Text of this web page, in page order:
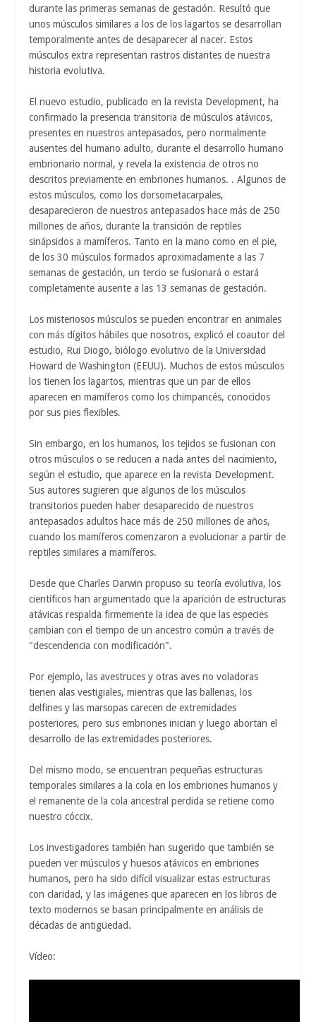
durante las primeras semanas de gestación. Resultó que
unos músculos similares a los de los lagartos se desarrollan
temporalmente antes de desaparecer al nacer. Estos
músculos extra representan rastros distantes de nuestra
historia evolutiva.
El nuevo estudio, publicado en la revista Development, ha
confirmado la presencia transitoria de músculos atávicos,
presentes en nuestros antepasados, pero normalmente
ausentes del humano adulto, durante el desarrollo humano
embrionario normal, y revela la existencia de otros no
descritos previamente en embriones humanos. . Algunos de
estos músculos, como los dorsometacarpales,
desaparecieron de nuestros antepasados hace más de 250
millones de años, durante la transición de reptiles
sinápsidos a mamíferos. Tanto en la mano como en el pie,
de los 30 músculos formados aproximadamente a las 7
semanas de gestación, un tercio se fusionará o estará
completamente ausente a las 13 semanas de gestación.
Los misteriosos músculos se pueden encontrar en animales
con más dígitos hábiles que nosotros, explicó el coautor del
estudio, Rui Diogo, biólogo evolutivo de la Universidad
Howard de Washington (EEUU). Muchos de estos músculos
los tienen los lagartos, mientras que un par de ellos
aparecen en mamíferos como los chimpancés, conocidos
por sus pies flexibles.
Sin embargo, en los humanos, los tejidos se fusionan con
otros músculos o se reducen a nada antes del nacimiento,
según el estudio, que aparece en la revista Development.
Sus autores sugieren que algunos de los músculos
transitorios pueden haber desaparecido de nuestros
antepasados adultos hace más de 250 millones de años,
cuando los mamíferos comenzaron a evolucionar a partir de
reptiles similares a mamíferos.
Desde que Charles Darwin propuso su teoría evolutiva, los
científicos han argumentado que la aparición de estructuras
atávicas respalda firmemente la idea de que las especies
cambian con el tiempo de un ancestro común a través de
"descendencia con modificación".
Por ejemplo, las avestruces y otras aves no voladoras
tienen alas vestigiales, mientras que las ballenas, los
delfines y las marsopas carecen de extremidades
posteriores, pero sus embriones inician y luego abortan el
desarrollo de las extremidades posteriores.
Del mismo modo, se encuentran pequeñas estructuras
temporales similares a la cola en los embriones humanos y
el remanente de la cola ancestral perdida se retiene como
nuestro cóccix.
Los investigadores también han sugerido que también se
pueden ver músculos y huesos atávicos en embriones
humanos, pero ha sido difícil visualizar estas estructuras
con claridad, y las imágenes que aparecen en los libros de
texto modernos se basan principalmente en análisis de
décadas de antigüedad.
Vídeo: